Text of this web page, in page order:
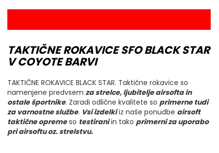
TAKTIČNE ROKAVICE SFO BLACK STAR
V COYOTE BARVI
TAKTIČNE ROKAVICE BLACK STAR. Taktične rokavice so
namenjene predvsem za strelce, ljubitelje airsofta in
ostale športnike. Zaradi odlične kvalitete so primerne tudi
za varnostne službe. Vsi izdelkiiz naše ponudbe airsoft
taktične opremeso testiraniin tako primerni za uporabo
pri airsoftu oz. strelstvu.